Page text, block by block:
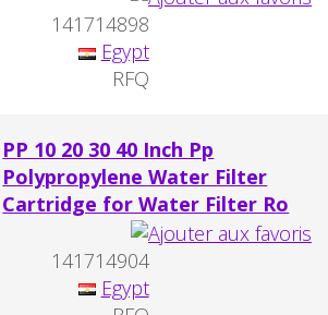
141714898
Egypt
RFQ
PP 10 20 30 40 Inch Pp
Polypropylene Water Filter
Cartridge for Water Filter Ro
141714904
Egypt